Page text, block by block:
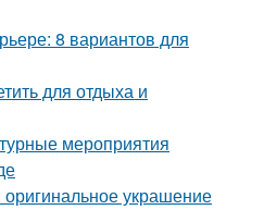
8 вариантов для
для отдыха и
мероприятия
оригинальное украшение